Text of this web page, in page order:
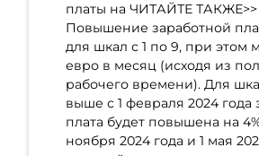
платы на ЧИТАЙТЕ ТАКЖЕ>>
Повышение заработной
для шкал с 1 по 9, при этом
евро в месяц (исходя из
рабочего времени). Для
выше с 1 февраля 2024 года
плата будет повышена на
ноября 2024 года и 1 мая